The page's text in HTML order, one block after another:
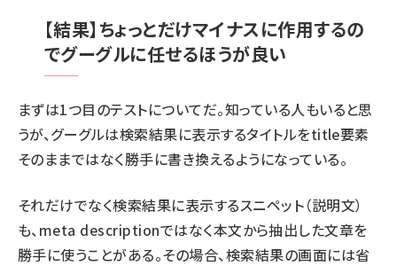
【結果】ちょっとだけマイナスに作用するの
でグーグルに任せるほうが良い
まずは1つ目のテストについてだ。知っている人もいると思
うが、グーグルは検索結果に表示するタイトルをtitle要素
そのままではなく勝手に書き換えるようになっている。
それだけでなく検索結果に表示するスニペット（説明文）
も、meta descriptionではなく本文から抽出した文章を
勝手に使うことがある。その場合、検索結果の画面には省